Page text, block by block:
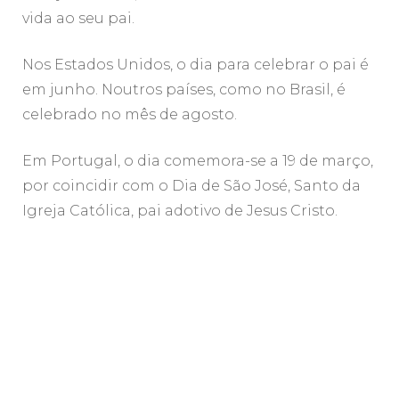
vida ao seu pai.
Nos Estados Unidos, o dia para celebrar o pai é
em junho. Noutros países, como no Brasil, é
celebrado no mês de agosto.
Em Portugal, o dia comemora-se a 19 de março,
por coincidir com o Dia de São José, Santo da
Igreja Católica, pai adotivo de Jesus Cristo.